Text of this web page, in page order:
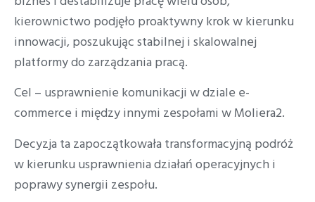
kierownictwo podjęło proaktywny krok w kierunku
innowacji, poszukując stabilnej i skalowalnej
platformy do zarządzania pracą.
Cel – usprawnienie komunikacji w dziale e-
commerce i między innymi zespołami w Moliera2.
Decyzja ta zapoczątkowała transformacyjną podróż
w kierunku usprawnienia działań operacyjnych i
poprawy synergii zespołu.